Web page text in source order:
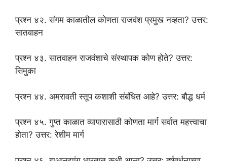
प्रश्न ४२. संगम काळातील कोणता राजवंश प्रमुख नव्हता? उत्तर:
सातवाहन
प्रश्न ४३. सातवाहन राजवंशाचे संस्थापक कोण होते? उत्तर:
सिमुका
प्रश्न ४४. अमरावती स्तूप कशाशी संबंधित आहे? उत्तर: बौद्ध धर्म
प्रश्न ४५. गुप्त काळात व्यापारासाठी कोणता मार्ग सर्वात महत्त्वाचा
होता? उत्तर: रेशीम मार्ग